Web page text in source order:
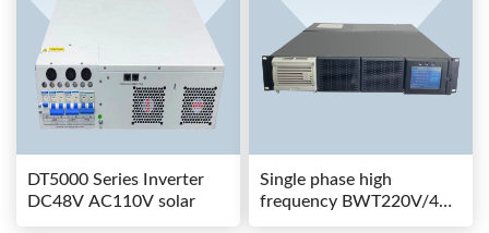
DT5000 Series Inverter
DC48V AC110V solar
Single phase high
frequency BWT220V/48-
80AS switching power